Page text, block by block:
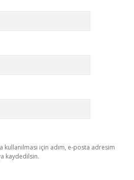
için adım, e-posta adresim
kaydedilsin.